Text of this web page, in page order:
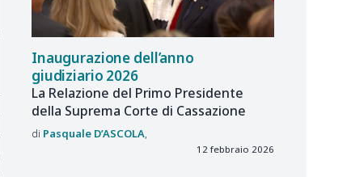
Inaugurazione dell’anno
giudiziario 2026
La Relazione del Primo Presidente
della Suprema Corte di Cassazione
Pasquale D’ASCOLA
12 febbraio 2026